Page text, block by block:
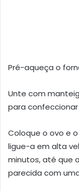
Pré-aqueça o
Unte com
para
Coloque o ovo e
ligue-a em alta
minutos, até que
parecida com